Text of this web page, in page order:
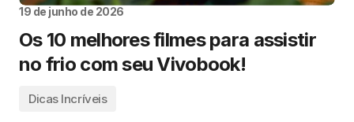
19 de junho de 2026
Os 10 melhores filmes para assistir
no frio com seu Vivobook!
Dicas Incríveis